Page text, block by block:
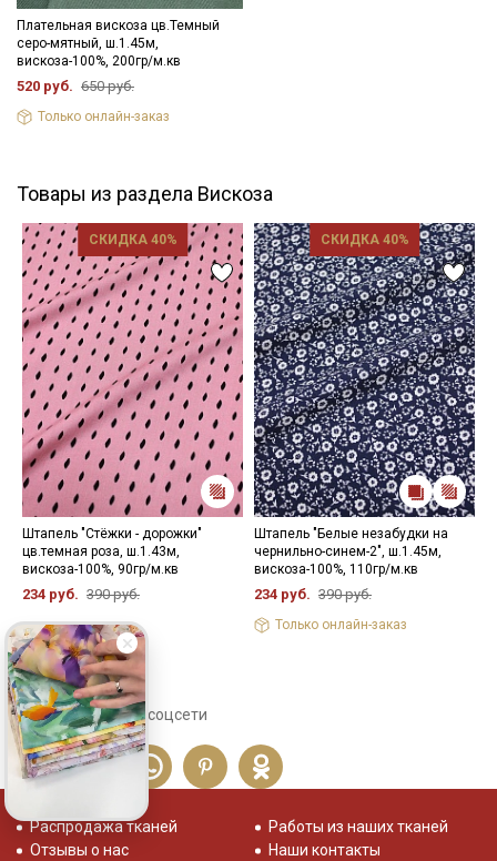
Плательная вискоза цв.Темный
серо-мятный, ш.1.45м,
вискоза-100%, 200гр/м.кв
520 руб. 650 руб.
Только онлайн-заказ
Товары из раздела Вискоза
СКИДКА 40%
Штапель "Стёжки - дорожки"
цв.темная роза, ш.1.43м,
вискоза-100%, 90гр/м.кв
234 руб. 390 руб.
СКИДКА 40%
Штапель "Белые незабудки на
чернильно-синем-2", ш.1.45м,
вискоза-100%, 110гр/м.кв
234 руб. 390 руб.
Только онлайн-заказ
Сохраните себе в соцсети
Распродажа тканей
Отзывы о нас
Работы из наших тканей
Наши контакты